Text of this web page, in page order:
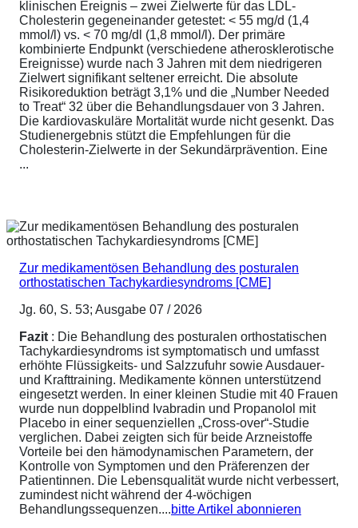
klinischen Ereignis – zwei Zielwerte für das LDL-
Cholesterin gegeneinander getestet: < 55 mg/d (1,4
mmol/l) vs. < 70 mg/dl (1,8 mmol/l). Der primäre
kombinierte Endpunkt (verschiedene atherosklerotische
Ereignisse) wurde nach 3 Jahren mit dem niedrigeren
Zielwert signifikant seltener erreicht. Die absolute
Risikoreduktion beträgt 3,1% und die „Number Needed
to Treat“ 32 über die Behandlungsdauer von 3 Jahren.
Die kardiovaskuläre Mortalität wurde nicht gesenkt. Das
Studienergebnis stützt die Empfehlungen für die
Cholesterin-Zielwerte in der Sekundärprävention. Eine
...
Zur medikamentösen Behandlung des posturalen
orthostatischen Tachykardiesyndroms [CME]
Jg. 60, S. 53; Ausgabe 07 / 2026
Fazit : Die Behandlung des posturalen orthostatischen
Tachykardiesyndroms ist symptomatisch und umfasst
erhöhte Flüssigkeits- und Salzzufuhr sowie Ausdauer-
und Krafttraining. Medikamente können unterstützend
eingesetzt werden. In einer kleinen Studie mit 40 Frauen
wurde nun doppelblind Ivabradin und Propanolol mit
Placebo in einer sequenziellen „Cross-over“-Studie
verglichen. Dabei zeigten sich für beide Arzneistoffe
Vorteile bei den hämodynamischen Parametern, der
Kontrolle von Symptomen und den Präferenzen der
Patientinnen. Die Lebensqualität wurde nicht verbessert,
zumindest nicht während der 4-wöchigen
Behandlungssequenzen....bitte Artikel abonnieren